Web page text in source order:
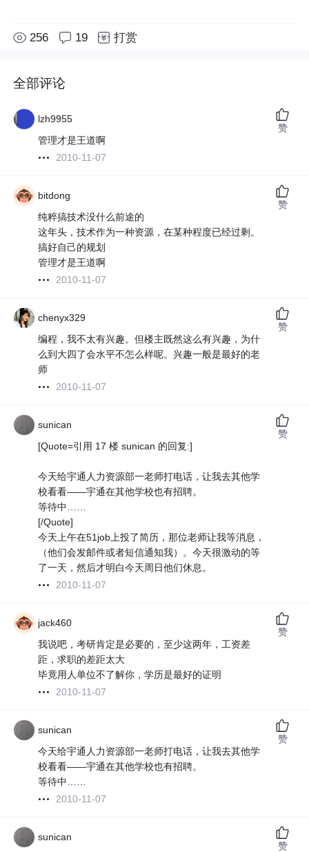
256 19 打赏
全部评论
lzh9955
管理才是王道啊
2010-11-07
赞
bitdong
纯粹搞技术没什么前途的
这年头，技术作为一种资源，在某种程度已经过剩。
搞好自己的规划
管理才是王道啊
2010-11-07
赞
chenyx329
编程，我不太有兴趣。但楼主既然这么有兴趣，为什
么到大四了会水平不怎么样呢。兴趣一般是最好的老
师
2010-11-07
赞
sunican
[Quote=引用 17 楼 sunican 的回复:]
今天给宇通人力资源部一老师打电话，让我去其他学
校看看——宇通在其他学校也有招聘。
等待中……
[/Quote]
今天上午在51job上投了简历，那位老师让我等消息，
（他们会发邮件或者短信通知我）。今天很激动的等
了一天，然后才明白今天周日他们休息。
2010-11-07
赞
jack460
我说吧，考研肯定是必要的，至少这两年，工资差
距，求职的差距太大
毕竟用人单位不了解你，学历是最好的证明
2010-11-07
赞
sunican
今天给宇通人力资源部一老师打电话，让我去其他学
校看看——宇通在其他学校也有招聘。
等待中……
2010-11-07
赞
sunican
赞